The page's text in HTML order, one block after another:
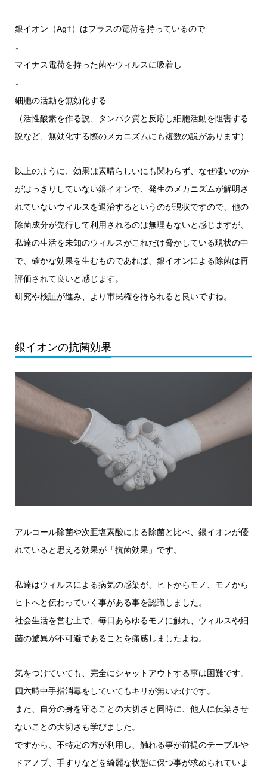
銀イオン（Ag†）はプラスの電荷を持っているので
↓
マイナス電荷を持った菌やウィルスに吸着し
↓
細胞の活動を無効化する
（活性酸素を作る説、タンパク質と反応し細胞活動を阻害する
説など、無効化する際のメカニズムにも複数の説があります）
以上のように、効果は素晴らしいにも関わらず、なぜ凄いのか
がはっきりしていない銀イオンで、発生のメカニズムが解明さ
れていないウィルスを退治するというのが現状ですので、他の
除菌成分が先行して利用されるのは無理もないと感じますが、
私達の生活を未知のウィルスがこれだけ脅かしている現状の中
で、確かな効果を生むものであれば、銀イオンによる除菌は再
評価されて良いと感じます。
研究や検証が進み、より市民権を得られると良いですね。
銀イオンの抗菌効果
アルコール除菌や次亜塩素酸による除菌と比べ、銀イオンが優
れていると思える効果が「抗菌効果」です。
私達はウィルスによる病気の感染が、ヒトからモノ、モノから
ヒトへと伝わっていく事がある事を認識しました。
社会生活を営む上で、毎日あらゆるモノに触れ、ウィルスや細
菌の驚異が不可避であることを痛感しましたよね。
気をつけていても、完全にシャットアウトする事は困難です。
四六時中手指消毒をしていてもキリが無いわけです。
また、自分の身を守ることの大切さと同時に、他人に伝染させ
ないことの大切さも学びました。
ですから、不特定の方が利用し、触れる事が前提のテーブルや
ドアノブ、手すりなどを綺麗な状態に保つ事が求められていま